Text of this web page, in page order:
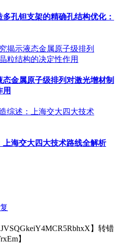
孔钽支架的精确孔结构优化：
金属原子级排列对激光增材制
用
海交大四大技术路线全解析
】转错
】